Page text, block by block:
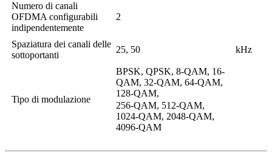
Numero di canali
OFDMA configurabili
indipendentemente
2
Spaziatura dei canali delle
sottoportanti
25, 50 kHz
Tipo di modulazione
BPSK, QPSK, 8-QAM, 16-
QAM, 32-QAM, 64-QAM,
128-QAM,
256-QAM, 512-QAM,
1024-QAM, 2048-QAM,
4096-QAM